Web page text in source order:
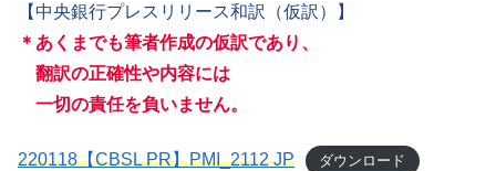
【中央銀行プレスリリース和訳（仮訳）】
＊ あくまでも筆者作成の仮訳であり 、
翻訳の正確性や内容には
一切の責任を負いません。
220118【CBSL PR】PMI_2112 JP ダウンロード